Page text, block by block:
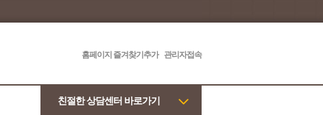
홈페이지 즐겨찾기추가 관리자접속
친절한 상담센터 바로가기